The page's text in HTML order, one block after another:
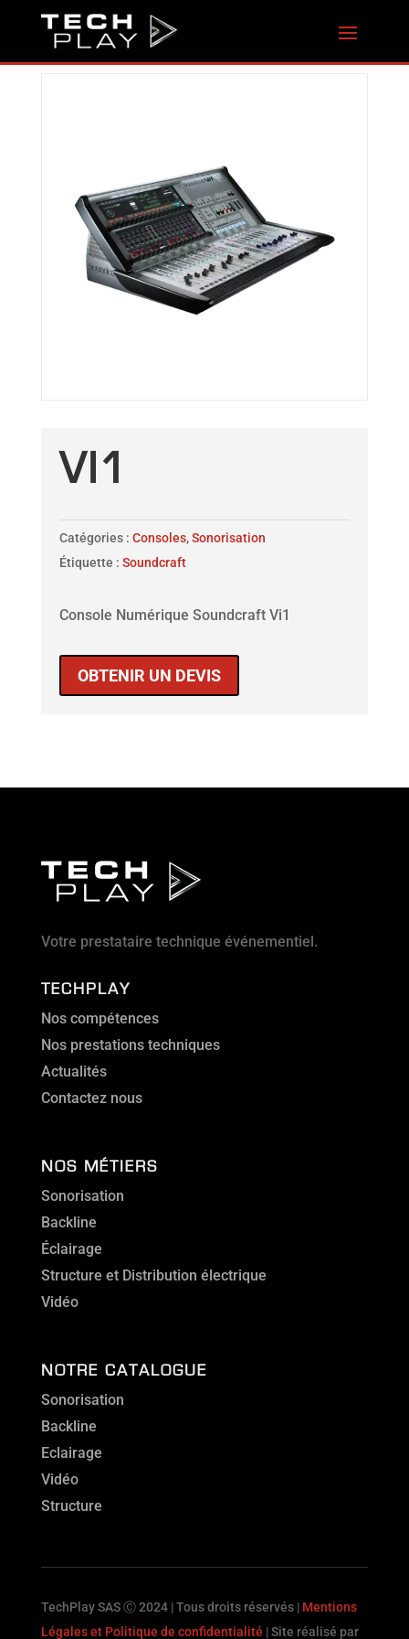
VI1
Catégories : Consoles,Sonorisation
Étiquette : Soundcraft
Console Numérique Soundcraft Vi1
OBTENIR UN DEVIS
Votre prestataire technique événementiel.
TECHPLAY
Nos compétences
Nos prestations techniques
Actualités
Contactez nous
NOS MÉTIERS
Sonorisation
Backline
Éclairage
Structure et Distribution électrique
Vidéo
NOTRE CATALOGUE
Sonorisation
Backline
Eclairage
Vidéo
Structure
TechPlay SAS Ⓒ 2024 | Tous droits réservés | Mentions
Légales et Politique de confidentialité | Site réalisé par